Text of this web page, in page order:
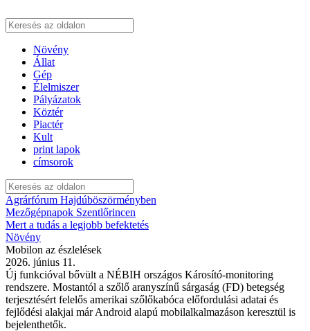
Növény
Állat
Gép
Élelmiszer
Pályázatok
Köztér
Piactér
Kult
print lapok
címsorok
Agrárfórum Hajdúböszörményben
Mezőgépnapok Szentlőrincen
Mert a tudás a legjobb befektetés
Növény
Mobilon az észlelések
2026. június 11.
Új funkcióval bővült a NÉBIH országos Károsító-monitoring
rendszere. Mostantól a szőlő aranyszínű sárgaság (FD) betegség
terjesztésért felelős amerikai szőlőkabóca előfordulási adatai és
fejlődési alakjai már Android alapú mobilalkalmazáson keresztül is
bejelenthetők.